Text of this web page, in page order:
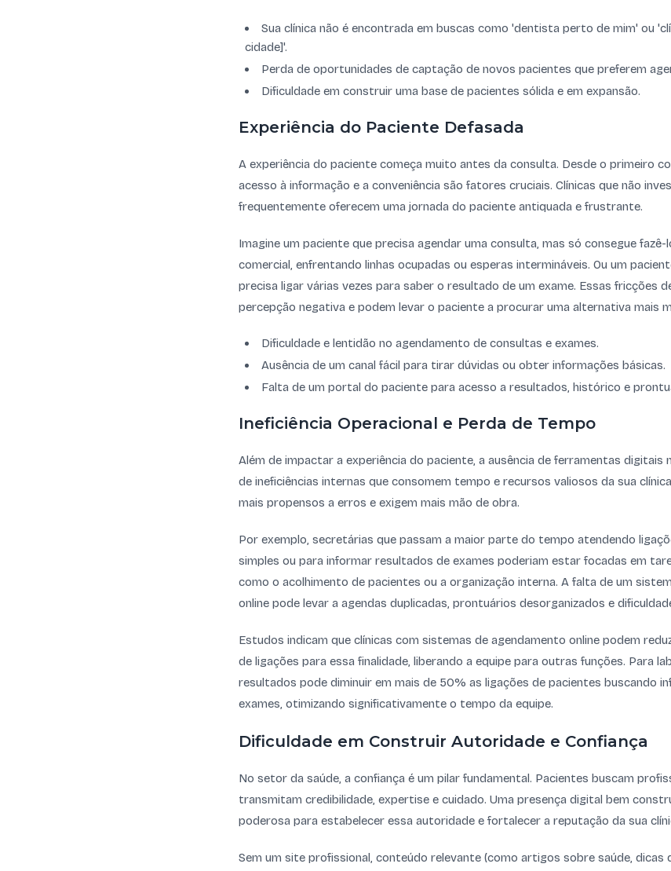
Sua clínica não é encontrada em buscas como 'dentista perto de mim' ou
cidade]'.
Perda de oportunidades de captação de novos pacientes que preferem
Dificuldade em construir uma base de pacientes sólida e em expansão.
Experiência do Paciente Defasada
A experiência do paciente começa muito antes da consulta. Desde o primeiro
acesso à informação e a conveniência são fatores cruciais. Clínicas que não
frequentemente oferecem uma jornada do paciente antiquada e frustrante.
Imagine um paciente que precisa agendar uma consulta, mas só consegue
comercial, enfrentando linhas ocupadas ou esperas intermináveis. Ou um
precisa ligar várias vezes para saber o resultado de um exame. Essas fricções
percepção negativa e podem levar o paciente a procurar uma alternativa mais
Dificuldade e lentidão no agendamento de consultas e exames.
Ausência de um canal fácil para tirar dúvidas ou obter informações básicas.
Falta de um portal do paciente para acesso a resultados, histórico e
Ineficiência Operacional e Perda de Tempo
Além de impactar a experiência do paciente, a ausência de ferramentas digitais
de ineficiências internas que consomem tempo e recursos valiosos da sua
mais propensos a erros e exigem mais mão de obra.
Por exemplo, secretárias que passam a maior parte do tempo atendendo
simples ou para informar resultados de exames poderiam estar focadas em
como o acolhimento de pacientes ou a organização interna. A falta de um
online pode levar a agendas duplicadas, prontuários desorganizados e
Estudos indicam que clínicas com sistemas de agendamento online podem
de ligações para essa finalidade, liberando a equipe para outras funções. Para
resultados pode diminuir em mais de 50% as ligações de pacientes buscando
exames, otimizando significativamente o tempo da equipe.
Dificuldade em Construir Autoridade e Confiança
No setor da saúde, a confiança é um pilar fundamental. Pacientes buscam
transmitam credibilidade, expertise e cuidado. Uma presença digital bem
poderosa para estabelecer essa autoridade e fortalecer a reputação da sua
Sem um site profissional, conteúdo relevante (como artigos sobre saúde, dicas